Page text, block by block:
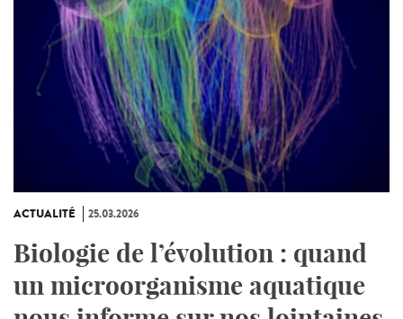
ACTUALITÉ 25.03.2026
Biologie de l’évolution : quand
un microorganisme aquatique